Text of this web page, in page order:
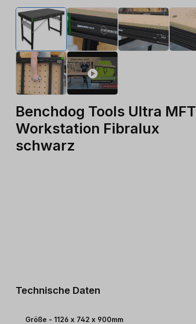
Benchdog Tools Ultra MFT
Workstation Fibralux
schwarz
Technische Daten
Größe - 1126 x 742 x 900mm